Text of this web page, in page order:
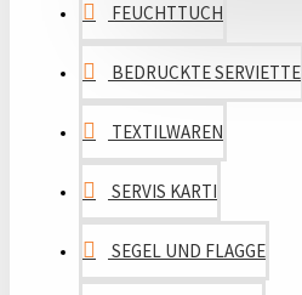
FEUCHTTUCH
BEDRUCKTE SERVIETTE
TEXTILWAREN
SERVIS KARTI
SEGEL UND FLAGGE